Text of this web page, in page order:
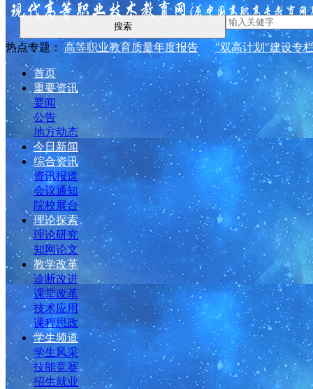
搜索
热点专题： 高等职业教育质量年度报告 "双高计划"建设专
首页
重要资讯
要闻
公告
地方动态
今日新闻
综合资讯
资讯报道
会议通知
院校展台
理论探索
理论研究
知网论文
教学改革
诊断改进
课堂改革
技术应用
课程思政
学生频道
学生风采
技能竞赛
招生就业